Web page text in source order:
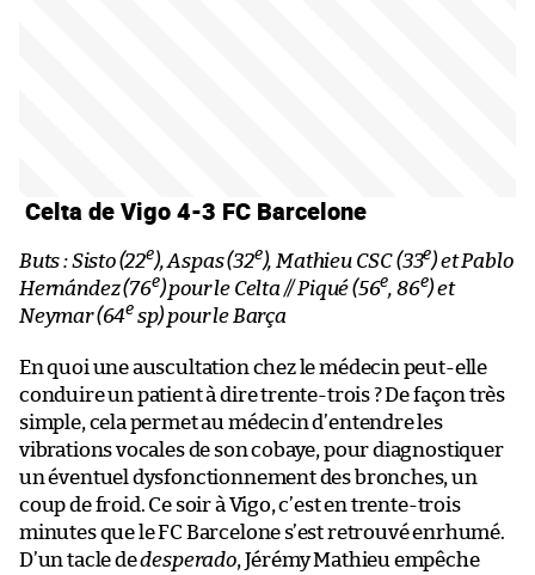
Celta de Vigo 4-3 FC Barcelone
Buts : Sisto (22e), Aspas (32e), Mathieu CSC (33e) et Pablo
Hernández (76e) pour le Celta // Piqué (56e, 86e) et
Neymar (64e sp) pour le Barça
En quoi une auscultation chez le médecin peut-elle
conduire un patient à dire trente-trois ? De façon très
simple, cela permet au médecin d’entendre les
vibrations vocales de son cobaye, pour diagnostiquer
un éventuel dysfonctionnement des bronches, un
coup de froid. Ce soir à Vigo, c’est en trente-trois
minutes que le FC Barcelone s’est retrouvé enrhumé.
D’un tacle dedesperado, Jérémy Mathieu empêche